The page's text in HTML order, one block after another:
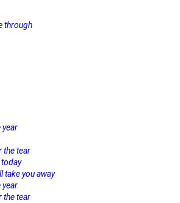
through
year
the tear
take you away
year
the tear